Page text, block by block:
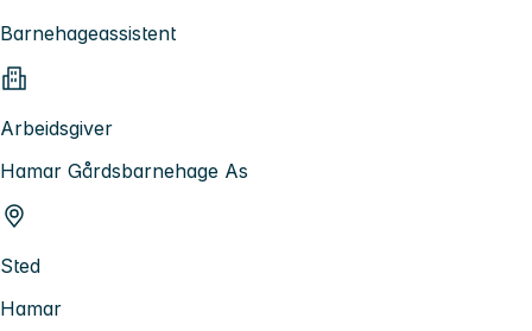
Barnehageassistent
Arbeidsgiver
Hamar Gårdsbarnehage As
Sted
Hamar